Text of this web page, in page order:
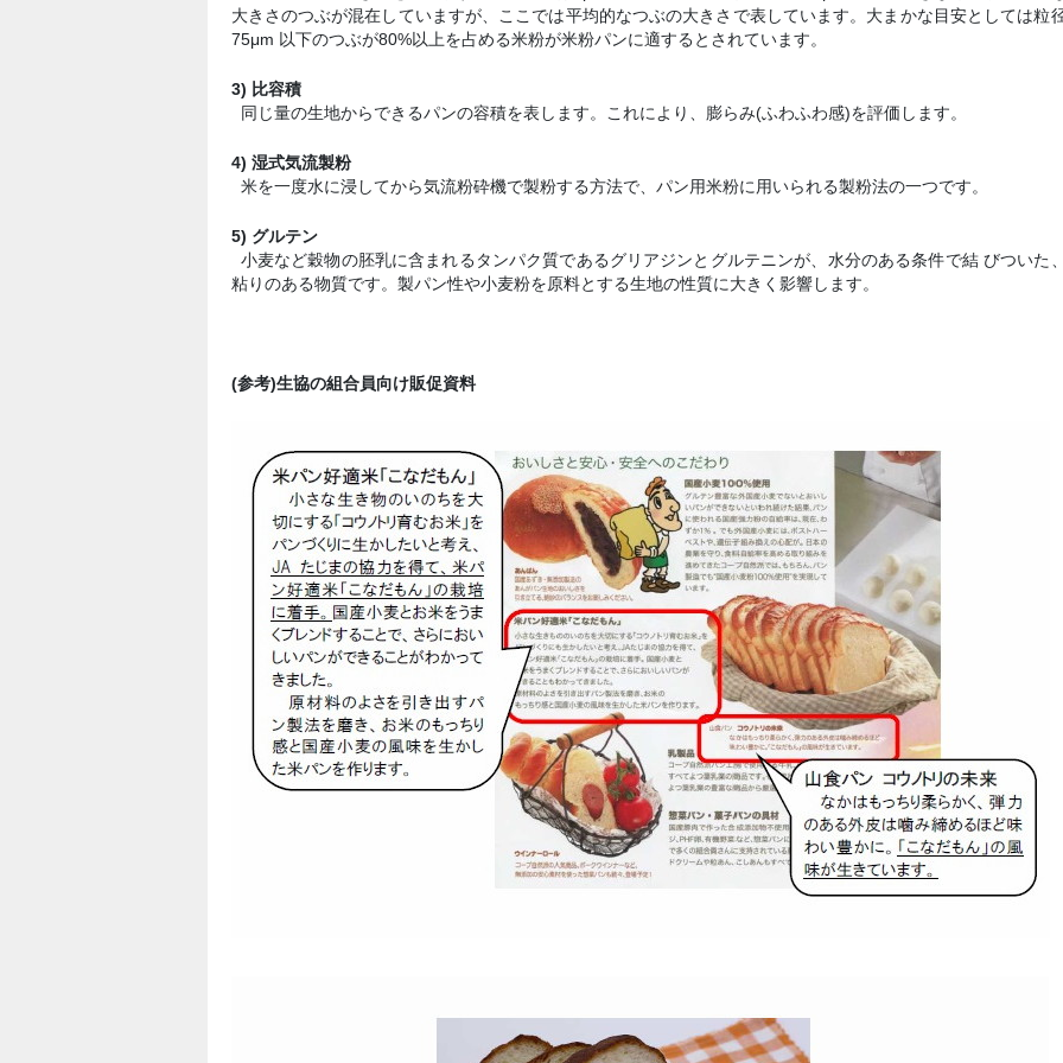
大きさのつぶが混在していますが、ここでは平均的なつぶの大きさで表しています。大まかな目安としては粒
75μm 以下のつぶが80%以上を占める米粉が米粉パンに適するとされています。
3) 比容積
同じ量の生地からできるパンの容積を表します。これにより、膨らみ(ふわふわ感)を評価します。
4) 湿式気流製粉
米を一度水に浸してから気流粉砕機で製粉する方法で、パン用米粉に用いられる製粉法の一つです。
5) グルテン
小麦など穀物の胚乳に含まれるタンパク質であるグリアジンとグルテニンが、水分のある条件で結 びついた
粘りのある物質です。製パン性や小麦粉を原料とする生地の性質に大きく影響します。
(参考)生協の組合員向け販促資料